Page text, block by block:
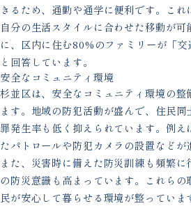
きるため、通勤や通学に便利です。こ
自分の生活スタイルに合わせた移動が
に、区内に住む80%のファミリーが「交
と回答しています。
安全なコミュニティ環境
杉並区は、安全なコミュニティ環境の整
ます。地域の防犯活動が盛んで、住民同
罪発生率も低く抑えられています。例え
たパトロールや防犯カメラの設置などが
また、災害時に備えた防災訓練も頻繁
の防災意識も高まっています。これらの
民が安心して暮らせる環境が整っていま